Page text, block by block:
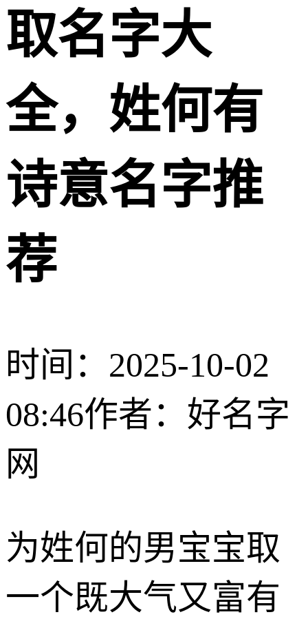
取名字大
全，姓何有
诗意名字推
荐
时间：2025-10-02
08:46作者：好名字
网
为姓何的男宝宝取
一个既大气又富有